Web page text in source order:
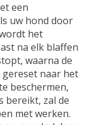
een
uw hond door
het
na elk blaffen
waarna de
naar het
beschermen,
bereikt, zal de
met werken.